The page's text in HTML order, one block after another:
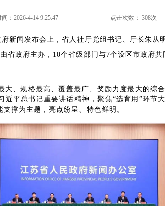
：2026-4-14 9:25:47 点击次数： 308次
新闻发布会上，省人社厅党组书记、厅长朱从
省政府主办，10个省级部门与7个设区市政府
大、规格最高、覆盖最广、奖励力度最大的综
近平总书记重要讲话精神，聚焦“选育用”环节
撑为主题，亮点纷呈、特色鲜明。